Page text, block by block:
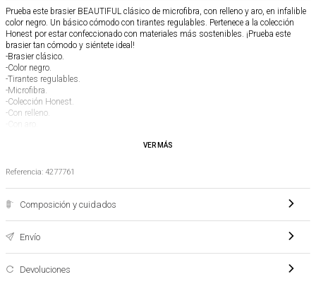
Prueba este brasier BEAUTIFUL clásico de microfibra, con relleno y aro, en infalible
color negro. Un básico cómodo con tirantes regulables. Pertenece a la colección
Honest por estar confeccionado con materiales más sostenibles. ¡Prueba este
brasier tan cómodo y siéntete ideal!
-Brasier clásico.
-Color negro.
-Tirantes regulables.
-Microfibra.
-Colección Honest.
-Con relleno.
Es importante tener en cuenta que los colores de los productos pueden variar con
Referencia: 4277761
Composición y cuidados
Envío
Devoluciones